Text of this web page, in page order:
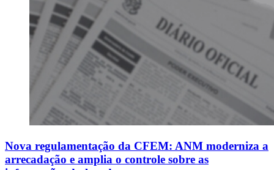
Nova regulamentação da CFEM: ANM moderniza a
arrecadação e amplia o controle sobre as